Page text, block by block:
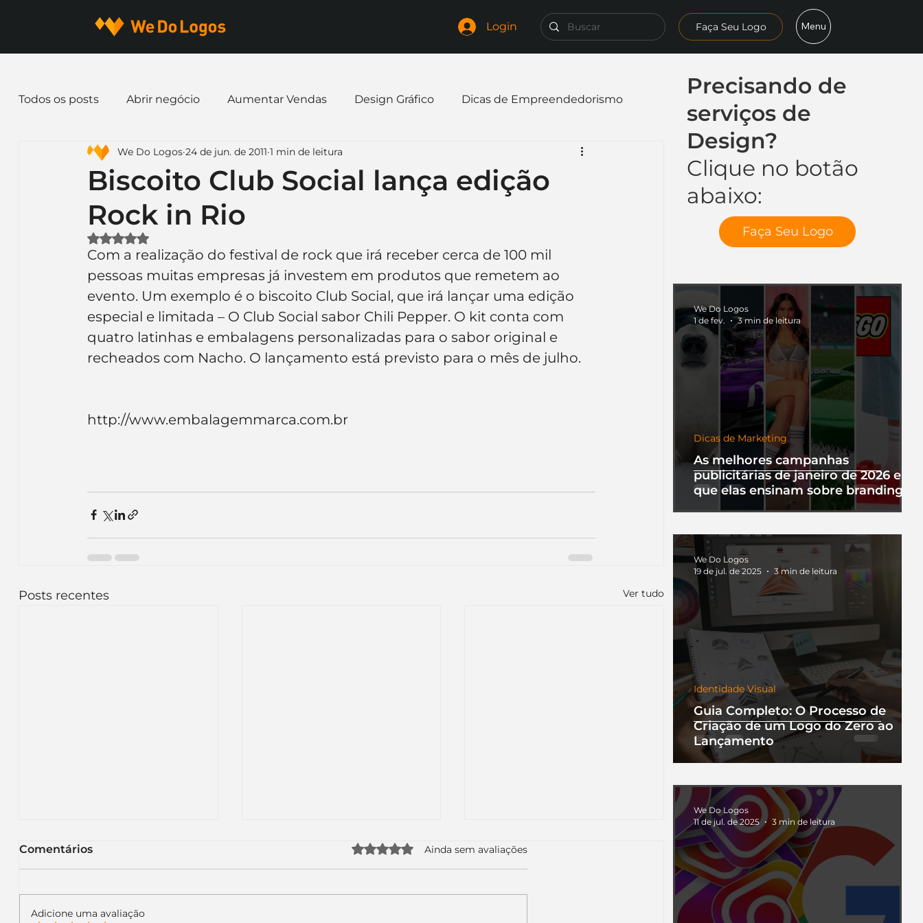
Login Faça Seu Logo Menu
Precisando de
serviços de
Design?
Clique no botão
abaixo:
Faça Seu Logo
As melhores campanhas
publicitárias de janeiro de 2026 e o
que elas ensinam sobre branding
Dicas de Marketing
We Do Logos
1 de fev.
3 min de leitura
Guia Completo: O Processo de
Criação de um Logo do Zero ao
Lançamento
Identidade Visual
We Do Logos
19 de jul. de 2025
3 min de leitura
We Do Logos
11 de jul. de 2025
3 min de leitura
Todos os posts Abrir negócio Aumentar Vendas Design Gráfico Dicas de Empreendedorismo
Dicas de Marketing Email marketing Expandir negócio
Identidade Visual Marca Nome para Empresa
Mascotes
Inteligência Artificial Embalagens nome de empresa Branding
Biscoito Club Social lança edição
Rock in Rio
We Do Logos 24 de jun. de 2011 1 min de leitura
Avaliado com NaN de 5 estrelas.
Com a realização do festival de rock que irá receber cerca de 100 mil
pessoas muitas empresas já investem em produtos que remetem ao
evento. Um exemplo é o biscoito Club Social, que irá lançar uma edição
especial e limitada – O Club Social sabor Chili Pepper. O kit conta com
quatro latinhas e embalagens personalizadas para o sabor original e
recheados com Nacho. O lançamento está previsto para o mês de julho.
http://www.embalagemmarca.com.br
Posts recentes Ver tudo
Comentários Avaliado com 0 de 5 estrelas.
Ainda sem avaliações
Adicione uma avaliação